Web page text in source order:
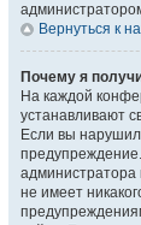
Вернуться к
Почему я
На каждой
устанавливают
Если вы
администратора
не имеет